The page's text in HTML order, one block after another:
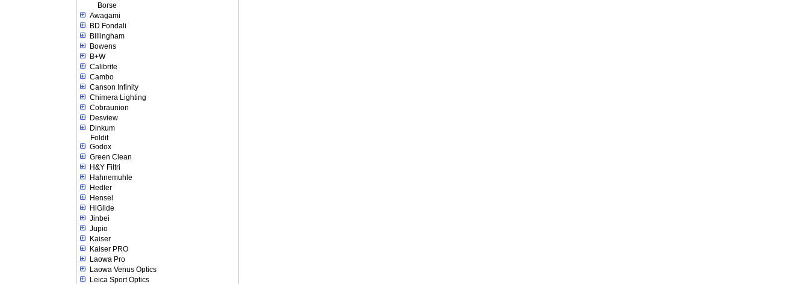
Borse
Awagami
BD Fondali
Billingham
Bowens
B+W
Calibrite
Cambo
Canson Infinity
Chimera Lighting
Cobraunion
Desview
Dinkum
Foldit
Godox
Green Clean
H&Y Filtri
Hahnemuhle
Hedler
Hensel
HiGlide
Jinbei
Jupio
Kaiser
Kaiser PRO
Laowa Pro
Laowa Venus Optics
Leica Sport Optics